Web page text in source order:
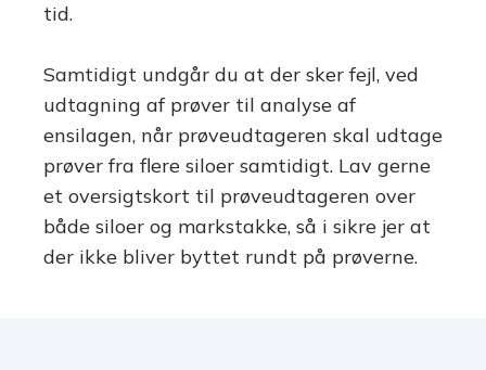
tid.
Samtidigt undgår du at der sker fejl, ved
udtagning af prøver til analyse af
ensilagen, når prøveudtageren skal udtage
prøver fra flere siloer samtidigt. Lav gerne
et oversigtskort til prøveudtageren over
både siloer og markstakke, så i sikre jer at
der ikke bliver byttet rundt på prøverne.